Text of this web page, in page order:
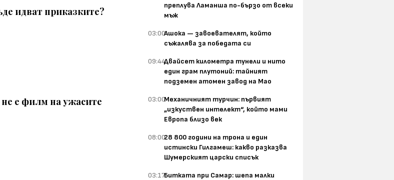
идват приказките?
не е филм на ужасите
преплува Ламанша по-бързо от всеки
мъж
03:00Ашока — завоевателят, който
съжалява за победата си
09:44Двайсет километра тунели и нито
един грам плутоний: тайният
подземен атомен завод на Мао
03:00Механичният турчин: първият
„изкуствен интелект“, който мами
Европа близо век
08:0028 800 години на трона и един
истински Гилгамеш: какво разказва
Шумерският царски списък
03:17Битката при Самар: шепа малки